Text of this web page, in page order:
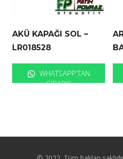
AKÜ KAPAĞI SOL –
LR018528
WHATSAPP'TAN
SIPARIŞ